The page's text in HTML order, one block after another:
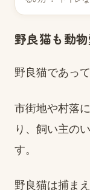
野良猫も動
野良猫であって
市街地や村落
り、飼い主の
す。
野良猫は捕ま